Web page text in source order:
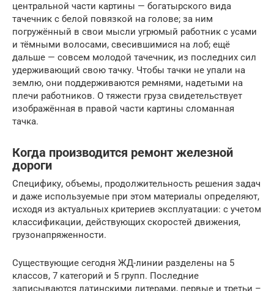
центральной части картины — богатырского вида
тачечник с белой повязкой на голове; за ним
погружённый в свои мысли угрюмый работник с усами
и тёмными волосами, свесившимися на лоб; ещё
дальше — совсем молодой тачечник, из последних сил
удерживающий свою тачку. Чтобы тачки не упали на
землю, они поддерживаются ремнями, надетыми на
плечи работников. О тяжести груза свидетельствует
изображённая в правой части картины сломанная
тачка.
Когда производится ремонт железной
дороги
Специфику, объемы, продолжительность решения задач
и даже используемые при этом материалы определяют,
исходя из актуальных критериев эксплуатации: с учетом
классификации, действующих скоростей движения,
грузонапряженности.
Существующие сегодня ЖД-линии разделены на 5
классов, 7 категорий и 5 групп. Последние
записываются латинскими литерами, первые и третьи –